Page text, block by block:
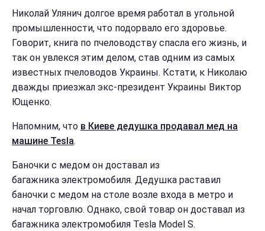
Николай Улянич долгое время работал в угольной
промышленности, что подорвало его здоровье.
Говорит, книга по пчеловодству спасла его жизнь, и
так он увлекся этим делом, став одним из самых
известных пчеловодов Украины. Кстати, к Николаю
дважды приезжал экс-президент Украины Виктор
Ющенко.
Напомним, что в Киеве дедушка продавал мед на
машине Tesla.
Баночки с медом он доставал из
багажника электромобиля. Дедушка раставил
баночки с медом на столе возле входа в метро и
начал торговлю. Однако, свой товар он доставал из
багажника электромобиля Tesla Model S.